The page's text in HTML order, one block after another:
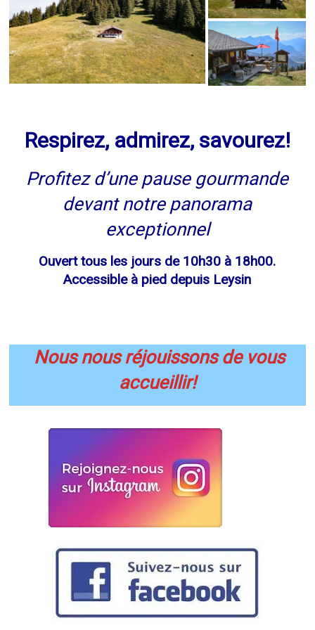
Respirez, admirez, savourez!
Profitez d’une pause gourmande
devant notre panorama
exceptionnel
Ouverttous les jours de 10h30 à 18h00.
Accessible à pied depuis Leysin
Nous nous réjouissons de vous
accueillir!